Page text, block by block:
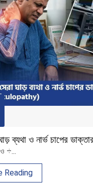
ব্যথা ও নার্ভ চাপের
÷...
Reading